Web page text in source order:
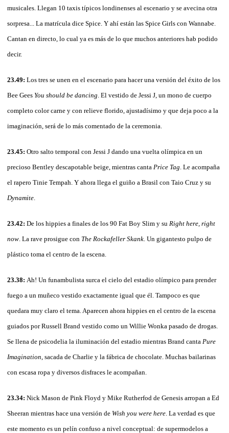
musicales. Llegan 10 taxis típicos londinenses al escenario y se avecina otra
sorpresa... La matrícula dice Spice. Y ahí están las Spice Girls con Wannabe.
Cantan en directo, lo cual ya es más de lo que muchos anteriores hab podido
decir.
23.49: Los tres se unen en el escenario para hacer una versión del éxito de los
Bee Gees You should be dancing . El vestido de Jessi J, un mono de cuerpo
completo color carne y con relieve florido, ajustadísimo y que deja poco a la
imaginación, será de lo más comentado de la ceremonia.
23.45: Otro salto temporal con Jessi J dando una vuelta olímpica en un
precioso Bentley descapotable beige, mientras canta Price Tag . Le acompaña
el rapero Tinie Tempah. Y ahora llega el guiño a Brasil con Taio Cruz y su
Dynamite
23.42: De los hippies a finales de los 90 Fat Boy Slim y su Right here, right
now . La rave prosigue con The Rockafeller Skank . Un gigantesto pulpo de
plástico toma el centro de la escena.
23.38: Ah! Un funambulista surca el cielo del estadio olímpico para prender
fuego a un muñeco vestido exactamente igual que él. Tampoco es que
quedara muy claro el tema. Aparecen ahora hippies en el centro de la escena
guiados por Russell Brand vestido como un Willie Wonka pasado de drogas.
Se llena de psicodelia la iluminación del estadio mientras Brand canta Pure
Imagination , sacada de Charlie y la fábrica de chocolate. Muchas bailarinas
con escasa ropa y diversos disfraces le acompañan.
23.34: Nick Mason de Pink Floyd y Mike Rutherfod de Genesis arropan a Ed
Sheeran mientras hace una versión de Wish you were here . La verdad es que
este momento es un pelín confuso a nivel conceptual: de supermodelos a